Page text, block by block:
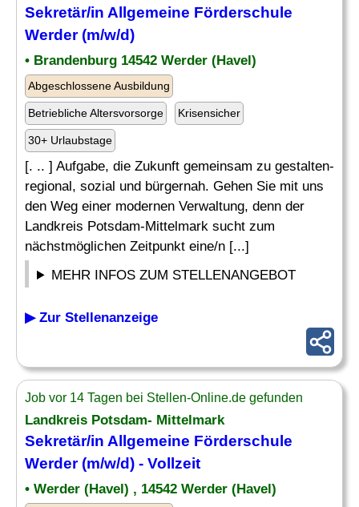
Sekretär/in Allgemeine Förderschule
Werder (m/w/d)
• Brandenburg 14542 Werder (Havel)
Abgeschlossene Ausbildung
Betriebliche Altersvorsorge Krisensicher
30+ Urlaubstage
[. .. ] Aufgabe, die Zukunft gemeinsam zu gestalten-
regional, sozial und bürgernah. Gehen Sie mit uns
den Weg einer modernen Verwaltung, denn der
Landkreis Potsdam-Mittelmark sucht zum
nächstmöglichen Zeitpunkt eine/n [...]
MEHR INFOS ZUM STELLENANGEBOT
▶ Zur Stellenanzeige
Job vor 14 Tagen bei Stellen-Online.de gefunden
Landkreis Potsdam- Mittelmark
Sekretär/in Allgemeine Förderschule
Werder (m/w/d) - Vollzeit
• Werder (Havel) , 14542 Werder (Havel)